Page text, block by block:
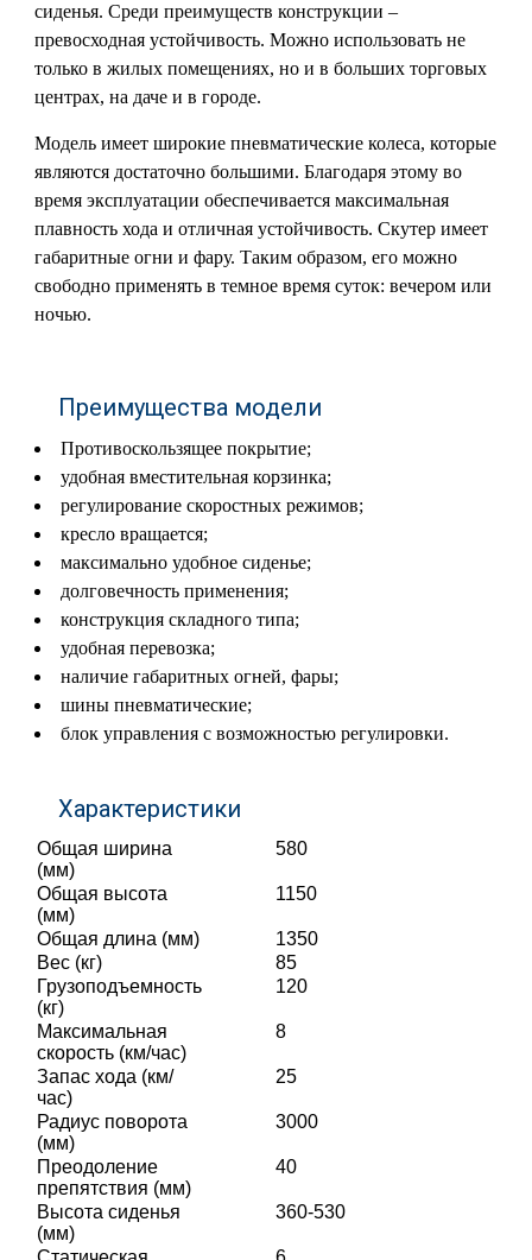
сиденья. Среди преимуществ конструкции –
превосходная устойчивость. Можно использовать не
только в жилых помещениях, но и в больших торговых
центрах, на даче и в городе.
Модель имеет широкие пневматические колеса, которые
являются достаточно большими. Благодаря этому во
время эксплуатации обеспечивается максимальная
плавность хода и отличная устойчивость. Скутер имеет
габаритные огни и фару. Таким образом, его можно
свободно применять в темное время суток: вечером или
ночью.
Преимущества модели
Противоскользящее покрытие;
удобная вместительная корзинка;
регулирование скоростных режимов;
кресло вращается;
максимально удобное сиденье;
долговечность применения;
конструкция складного типа;
удобная перевозка;
наличие габаритных огней, фары;
шины пневматические;
блок управления с возможностью регулировки.
Характеристики
Общая ширина
(мм)
580
Общая высота
(мм)
1150
Общая длина (мм)
1350
Вес (кг)
85
Грузоподъемность
(кг)
120
Максимальная
скорость (км/час)
8
Запас хода (км/
час)
25
Радиус поворота
(мм)
3000
Преодоление
препятствия (мм)
40
Высота сиденья
(мм)
360-530